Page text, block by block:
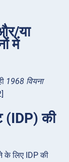
या
में
1968 वियना
(IDP) की
के लिए IDP की